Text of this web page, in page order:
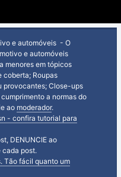
e automóveis - O
e automóveis
menores em tópicos
coberta; Roupas
provocantes; Close-ups
a normas do
ao moderador.
- confira tutorial para
DENUNCIE ao
cada post.
Tão fácil quanto um